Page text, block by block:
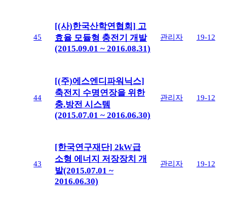
45
[(사)한국산학연협회] 고
효율 모듈형 충전기 개발
(2015.09.01 ~ 2016.08.31)
관리자 19-12
44
[(주)에스엔디파워닉스]
축전지 수명연장을 위한
충.방전 시스템
(2015.07.01 ~ 2016.06.30)
관리자 19-12
43
[한국연구재단] 2kW급
소형 에너지 저장장치 개
발(2015.07.01 ~
2016.06.30)
관리자 19-12